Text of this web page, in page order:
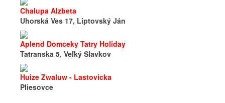
Chalupa Alzbeta
Uhorská Ves 17, Liptovský Ján
Aplend Domceky Tatry Holiday
Tatranska 5, Veľký Slavkov
Huize Zwaluw - Lastovicka
Pliesovce